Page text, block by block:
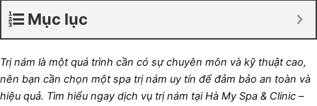
Mục lục
Trị nám là một quá trình cần có sự chuyên môn và kỹ thuật cao,
nên bạn cần chọn một spa trị nám uy tín để đảm bảo an toàn và
hiệu quả. Tìm hiểu ngay dịch vụ trị nám tại Hà My Spa & Clinic –